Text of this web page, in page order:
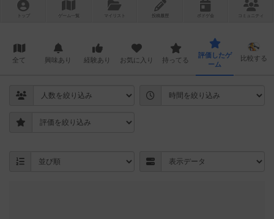
トップ ゲーム一覧 マイリスト 投稿履歴 ボ ドゲ コミュニティ
全て 興味あり 経験あり お気に入り 持ってる
評価したゲ
ーム
比較する